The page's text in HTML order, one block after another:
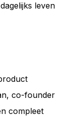
leven
co-founder
compleet